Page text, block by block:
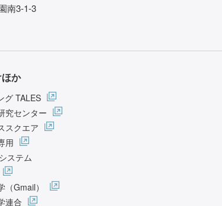
南3-1-3
か
グ TALES
究センター
スクエア
用
ステム
（Gmail）
連合